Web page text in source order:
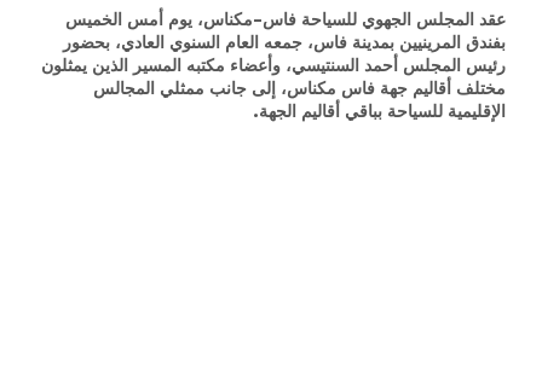
عقد المجلس الجهوي للسياحة فاس-مكناس، يوم أمس الخميس
بفندق المرينيين بمدينة فاس، جمعه العام السنوي العادي، بحضور
رئيس المجلس أحمد السنتيسي، وأعضاء مكتبه المسير الذين يمثلون
مختلف أقاليم جهة فاس مكناس، إلى جانب ممثلي المجالس
الإقليمية للسياحة بباقي أقاليم الجهة.